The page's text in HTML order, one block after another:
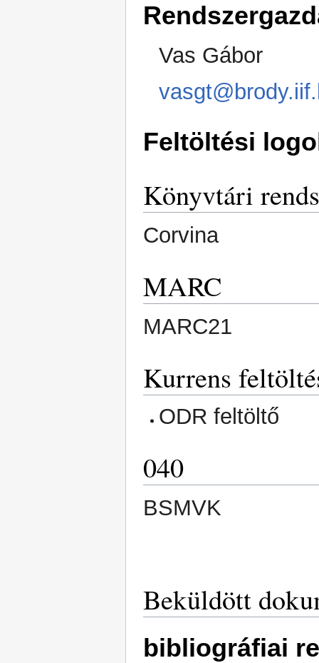
Vas Gábor
Feltöltési
Könyvtári
Corvina
MARC
MARC21
Kurrens
ODR feltöltő
040
BSMVK
Beküldött
bibliográfiai